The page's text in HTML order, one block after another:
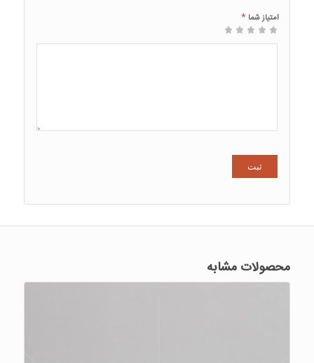
امتیاز شما *
1
2 of
3 of 5
4 of 55 of 5 stars
محصولات مشابه